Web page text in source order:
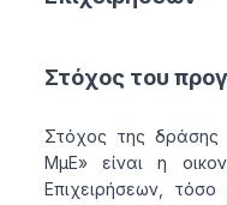
Στόχος του
Στόχος της δράσης
ΜμΕ» είναι η
Επιχειρήσεων,